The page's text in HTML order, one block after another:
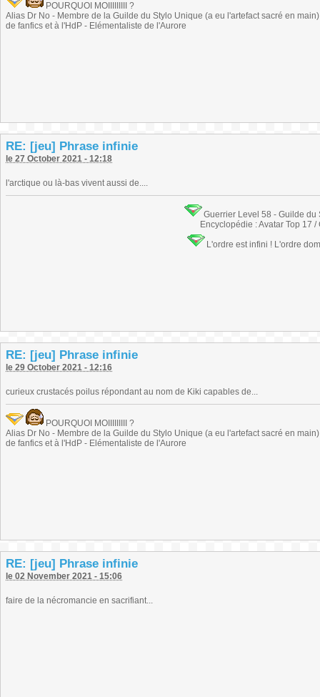
POURQUOI MOIIIIIIIII ?
Alias Dr No - Membre de la Guilde du Stylo Unique (a eu l'artefact sacré en
de fanfics et à l'HdP - Elémentaliste de l'Aurore
RE: [jeu] Phrase infinie
le 27 October 2021 - 12:18
l'arctique ou là-bas vivent aussi de....
Guerrier Level 58 - Guilde
Encyclopédie : Avatar Top 17 /
L'ordre est infini ! L'ordre
RE: [jeu] Phrase infinie
le 29 October 2021 - 12:16
curieux crustacés poilus répondant au nom de Kiki capables de...
POURQUOI MOIIIIIIIII ?
Alias Dr No - Membre de la Guilde du Stylo Unique (a eu l'artefact sacré en
de fanfics et à l'HdP - Elémentaliste de l'Aurore
RE: [jeu] Phrase infinie
le 02 November 2021 - 15:06
faire de la nécromancie en sacrifiant...